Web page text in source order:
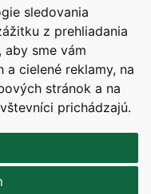
sledovania
z prehliadania
aby sme vám
cielené reklamy, na
stránok a na
prichádzajú.
o prístupnosti
školstva, výskumu,